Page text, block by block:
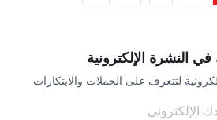
في النشرة الإلكترونية
لتتعرف على الحملات والابتكارات